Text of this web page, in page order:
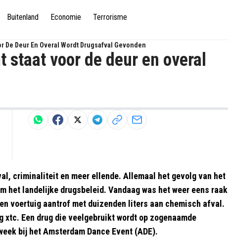
Buitenland Economie Terrorisme
De Deur En Overal Wordt Drugsafval Gevonden
staat voor de deur en overal
criminaliteit en meer ellende. Allemaal het gevolg van het
landelijke drugsbeleid. Vandaag was het weer eens raak
voertuig aantrof met duizenden liters aan chemisch afval.
Een drug die veelgebruikt wordt op zogenaamde
bij het Amsterdam Dance Event (ADE).